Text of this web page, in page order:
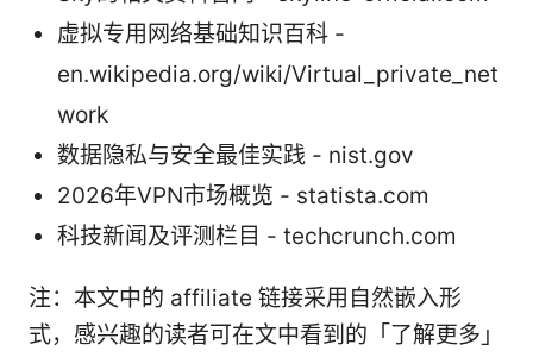
虚拟专用网络基础知识百科 -
en.wikipedia.org/wiki/Virtual_private_net
work
数据隐私与安全最佳实践 - nist.gov
2026年VPN市场概览 - statista.com
科技新闻及评测栏目 - techcrunch.com
注：本文中的 affiliate 链接采用自然嵌入形
式，感兴趣的读者可在文中看到的「了解更多」